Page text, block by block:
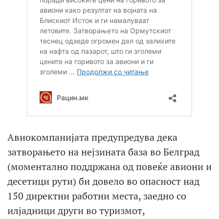
Авиокомпанијата предупредува дека
затворањето на нејзината база во Белград
(моментално поддржана од повеќе авиони и
десетици рути) би довело во опасност над
150 директни работни места, заедно со
илјадници други во туризмот,